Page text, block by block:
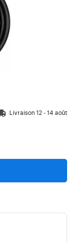
Livraison 12 - 14 août